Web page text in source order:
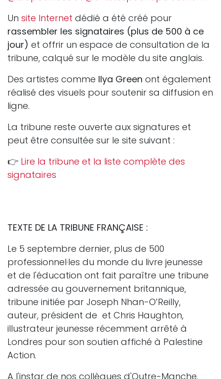
Un site Internet dédié a été créé pour
rassembler les signataires (plus de 500 à ce
jour) et offrir un espace de consultation de la
tribune, calqué sur le modèle du site anglais.
Des artistes comme Ilya Green ont également
réalisé des visuels pour soutenir sa diffusion en
ligne.
La tribune reste ouverte aux signatures et
peut être consultée sur le site suivant :
👉 Lire la tribune et la liste complète des
signataires
TEXTE DE LA TRIBUNE FRANÇAISE :
Le 5 septembre dernier, plus de 500
professionnel·les du monde du livre jeunesse
et de l'éducation ont fait paraître une tribune
adressée au gouvernement britannique,
tribune initiée par Joseph Nhan-O’Reilly,
auteur, président de et Chris Haughton,
illustrateur jeunesse récemment arrêté à
Londres pour son soutien affiché à Palestine
Action.
A l'instar de nos collègues d'Outre-Manche,